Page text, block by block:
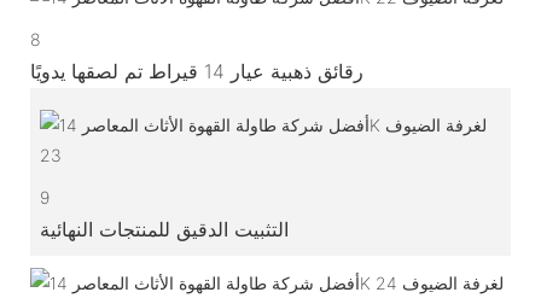
8
رقائق ذهبية عيار 14 قيراط تم لصقها يدويًا
9
التثبيت الدقيق للمنتجات النهائية